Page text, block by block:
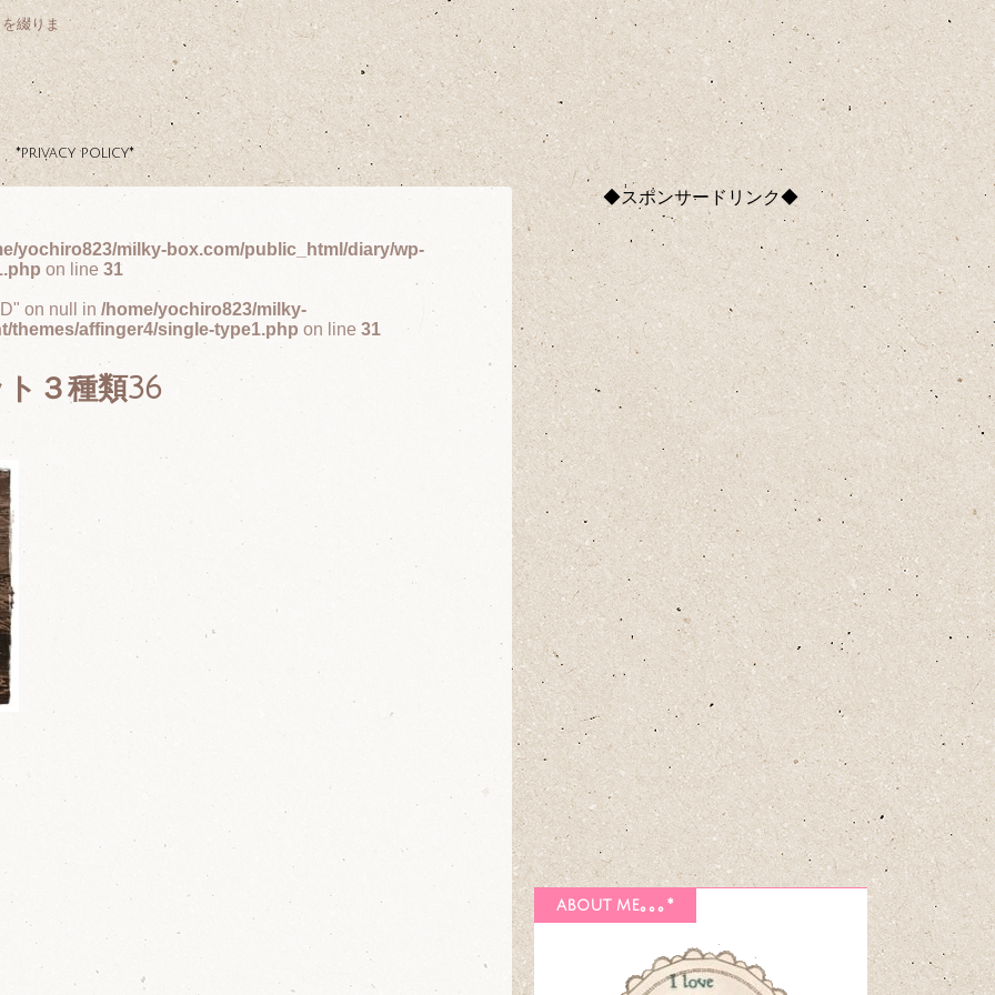
綴りま
*privacy policy*
yochiro823/milky-box.com/public_html/diary/wp-
on line 31
on null in /home/yochiro823/milky-
themes/affinger4/single-type1.php on line 31
３種類36
◆スポンサードリンク◆
about me｡｡｡*